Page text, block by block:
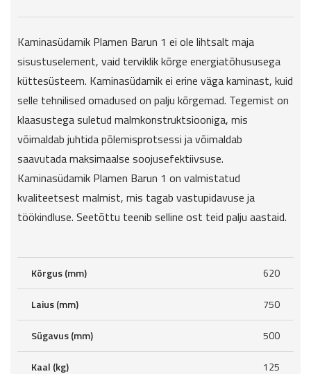
Kaminasüdamik Plamen Barun 1 ei ole lihtsalt maja
sisustuselement, vaid terviklik kõrge energiatõhususega
küttesüsteem. Kaminasüdamik ei erine väga kaminast, kuid
selle tehnilised omadused on palju kõrgemad. Tegemist on
klaasustega suletud malmkonstruktsiooniga, mis
võimaldab juhtida põlemisprotsessi ja võimaldab
saavutada maksimaalse soojusefektiivsuse.
Kaminasüdamik Plamen Barun 1 on valmistatud
kvaliteetsest malmist, mis tagab vastupidavuse ja
töökindluse. Seetõttu teenib selline ost teid palju aastaid.
Kõrgus (mm) 620
Laius (mm) 750
Sügavus (mm) 500
Kaal (kg) 125